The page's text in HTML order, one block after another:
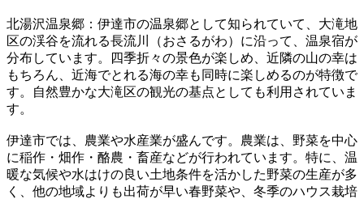
北湯沢温泉郷：伊達市の温泉郷として知られていて、大滝地
区の渓谷を流れる長流川（おさるがわ）に沿って、温泉宿が
分布しています。四季折々の景色が楽しめ、近隣の山の幸は
もちろん、近海でとれる海の幸も同時に楽しめるのが特徴で
す。自然豊かな大滝区の観光の基点としても利用されていま
す。
伊達市では、農業や水産業が盛んです。農業は、野菜を中心
に稲作・畑作・酪農・畜産などが行われています。特に、温
暖な気候や水はけの良い土地条件を活かした野菜の生産が多
く、他の地域よりも出荷が早い春野菜や、冬季のハウス栽培